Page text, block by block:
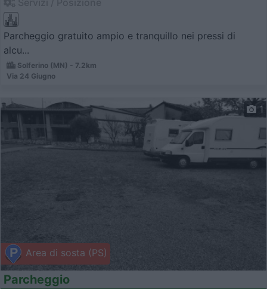
Parcheggio gratuito ampio e tranquillo nei pressi di
alcu...
Solferino (MN) - 7.2km
Via 24 Giugno
Area di sosta (PS)
1
Parcheggio